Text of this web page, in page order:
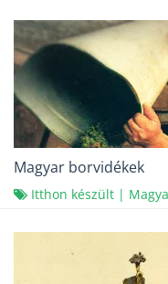
Magyar borvidékek
Itthon készült |